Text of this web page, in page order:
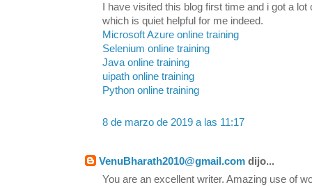
I have visited this blog first time and i got a
which is quiet helpful for me indeed.
Microsoft Azure online training
Selenium online training
Java online training
uipath online training
Python online training
8 de marzo de 2019 a las 11:17
VenuBharath2010@gmail.com dijo...
You are an excellent writer. Amazing use of